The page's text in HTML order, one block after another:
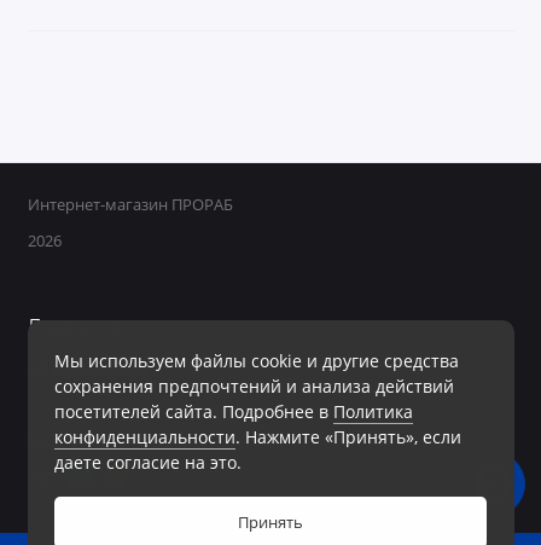
Мы используем файлы cookie и другие средства
сохранения предпочтений и анализа действий
посетителей сайта. Подробнее в Политика
конфиденциальности. Нажмите «Принять», если
даете согласие на это.
Принять
Интернет-магазин ПРОРАБ
2026
Поддержка
+7 950 800-40-09
Ежедневно с 8:00 до 19:00 Без перерывов и выходных
Мы в сети